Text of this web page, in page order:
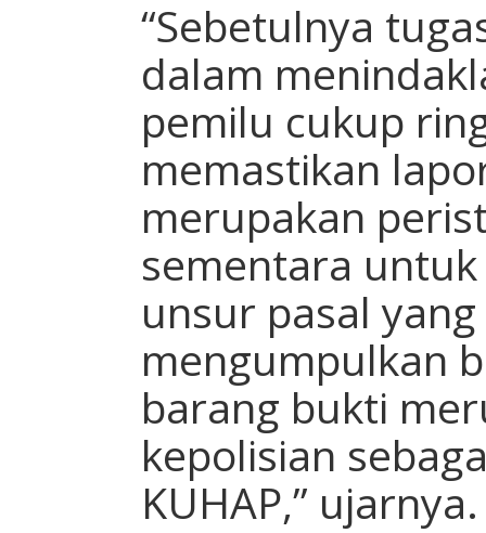
“Sebetulnya
dalam
pemilu cukup
memastikan
merupakan
sementara
unsur pasal
mengumpulkan
barang bukti
kepolisian
KUHAP,” ujarnya.